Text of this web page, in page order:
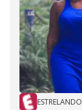
ESTRELANDO